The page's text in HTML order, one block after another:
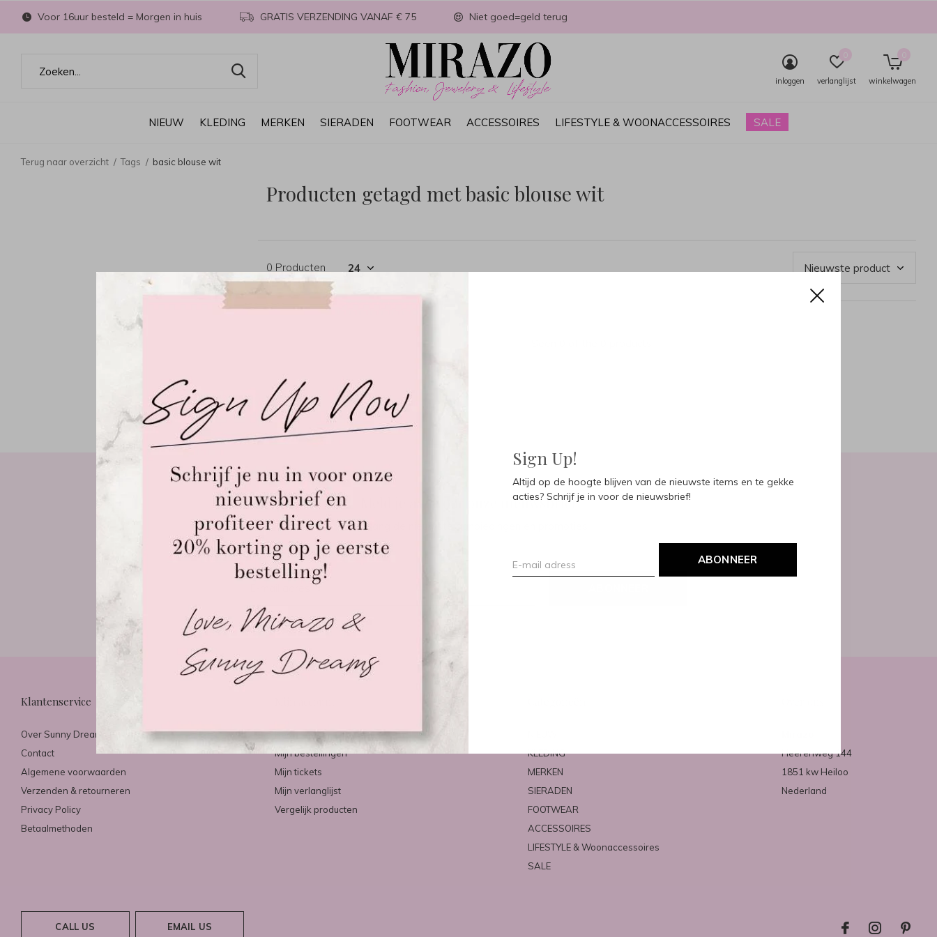
Sign Up!
Altijd op de hoogte blijven van de nieuwste items en te gekke
acties? Schrijf je in voor de nieuwsbrief!
ABONNEER
NIEUW KLEDING MERKEN SIERADEN FOOTWEAR ACCESSOIRES LIFESTYLE & WOONACCESSOIRES SALE
inloggen verlanglijst
0
winkelwagen
0
Voor 16uur besteld = Morgen in huis GRATIS VERZENDING VANAF € 75 Niet goed=geld terug
Terug naar overzicht Tags basic blouse wit
Producten getagd met basic blouse wit
0 Producten
Meld je aan voor onze nieuwsbrief
Ontvang de nieuwste aanbiedingen en promoties
Klantenservice
Over Sunny Dreams & Mirazo
Contact
Algemene voorwaarden
Verzenden & retourneren
Privacy Policy
Betaalmethoden
Registreren
Mijn bestellingen
Mijn tickets
Mijn verlanglijst
Vergelijk producten
KLEDING
MERKEN
SIERADEN
FOOTWEAR
ACCESSOIRES
LIFESTYLE & Woonaccessoires
SALE
Heerenweg 144
1851 kw Heiloo
Nederland
CALL US EMAIL US